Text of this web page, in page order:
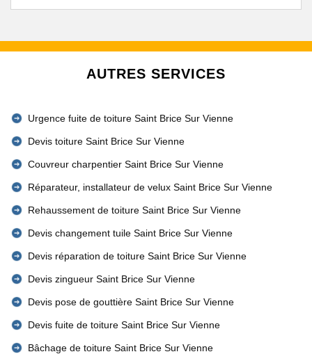
AUTRES SERVICES
Urgence fuite de toiture Saint Brice Sur Vienne
Devis toiture Saint Brice Sur Vienne
Couvreur charpentier Saint Brice Sur Vienne
Réparateur, installateur de velux Saint Brice Sur Vienne
Rehaussement de toiture Saint Brice Sur Vienne
Devis changement tuile Saint Brice Sur Vienne
Devis réparation de toiture Saint Brice Sur Vienne
Devis zingueur Saint Brice Sur Vienne
Devis pose de gouttière Saint Brice Sur Vienne
Devis fuite de toiture Saint Brice Sur Vienne
Bâchage de toiture Saint Brice Sur Vienne